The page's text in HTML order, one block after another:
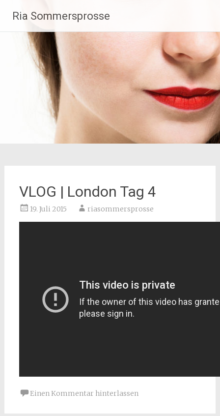
Inhalt
springen
Ria Sommersprosse
VLOG | London Tag 4
19. Juli 2015 riasommersprosse
Einen Kommentar hinterlassen